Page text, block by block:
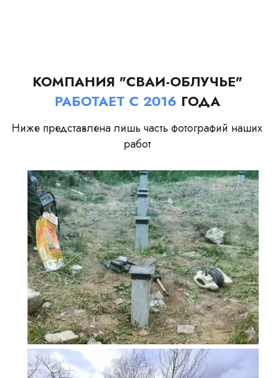
КОМПАНИЯ "СВАИ-ОБЛУЧЬЕ"
РАБОТАЕТ С 2016 ГОДА
Ниже представлена лишь часть фотографий наших
работ